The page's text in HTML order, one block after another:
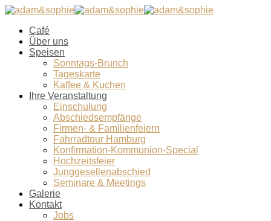
Café
Über uns
Speisen
Sonntags-Brunch
Tageskarte
Kaffee & Kuchen
Ihre Veranstaltung
Einschulung
Abschiedsempfänge
Firmen- & Familienfeiern
Fahrradtour Hamburg
Konfirmation-Kommunion-Special
Hochzeitsfeier
Junggesellenabschied
Seminare & Meetings
Galerie
Kontakt
Jobs